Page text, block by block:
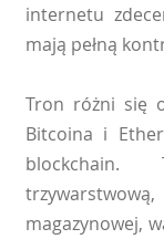
internetu
mają pełną
Tron różni się
Bitcoina i
blockchain.
magazynowej,